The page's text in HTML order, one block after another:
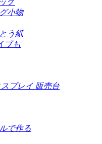
グ
小物
う紙
プも
スプレイ 販売台
で作る